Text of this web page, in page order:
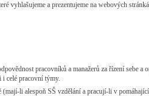
vyhlašujeme a prezentujeme na webových
pracovníků a manažerů za řízení sebe a
celé pracovní týmy.
(mají-li alespoň SŠ vzdělání a pracují-li v